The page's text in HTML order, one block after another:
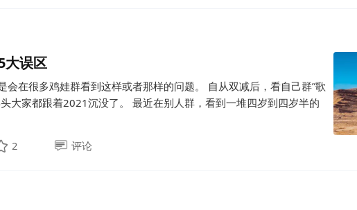
大误区
会在很多鸡娃群看到这样或者那样的问题。 自从双减后，看自己群”歌
大家都跟着2021沉没了。 最近在别人群，看到一堆四岁到四岁半的
2 评论